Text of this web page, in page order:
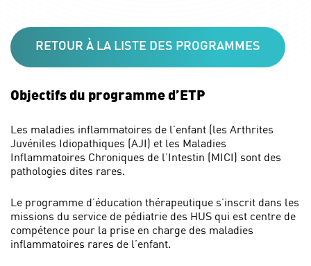
RETOUR À LA LISTE DES PROGRAMMES
Objectifs du programme d’ETP
Les maladies inflammatoires de l’enfant (les Arthrites
Juvéniles Idiopathiques (AJI) et les Maladies
Inflammatoires Chroniques de l’Intestin (MICI) sont des
pathologies dites rares.
Le programme d’éducation thérapeutique s’inscrit dans les
missions du service de pédiatrie des HUS qui est centre de
compétence pour la prise en charge des maladies
inflammatoires rares de l’enfant.